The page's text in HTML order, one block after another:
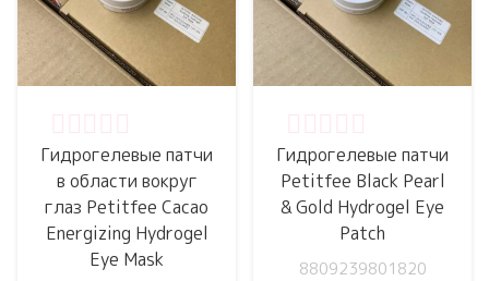
Гидрогелевые патчи
в области вокруг
глаз Petitfee Cacao
Energizing Hydrogel
Eye Mask
Гидрогелевые патчи
Petitfee Black Pearl
& Gold Hydrogel Eye
Patch
8809239801820